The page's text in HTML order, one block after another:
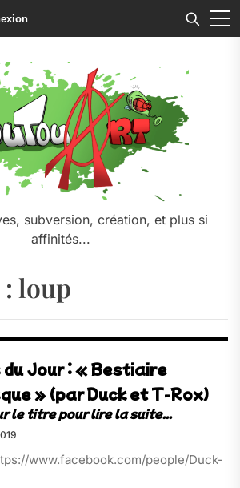
subversion, création, et plus si
affinités...
loup
Jour : « Bestiaire
» (par Duck et T-Rox)
www.facebook.com/people/Duck-